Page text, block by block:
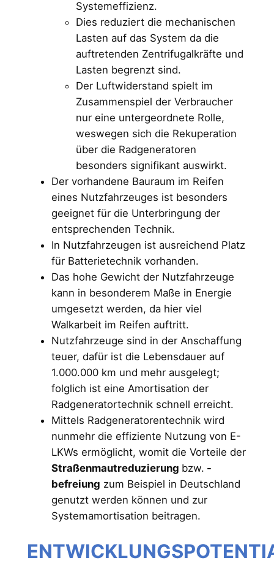
Systemeffizienz.
Dies reduziert die mechanischen
Lasten auf das System da die
auftretenden Zentrifugalkräfte und
Lasten begrenzt sind.
Der Luftwiderstand spielt im
Zusammenspiel der Verbraucher
nur eine untergeordnete Rolle,
weswegen sich die Rekuperation
über die Radgeneratoren
besonders signifikant auswirkt.
Der vorhandene Bauraum im Reifen
eines Nutzfahrzeuges ist besonders
geeignet für die Unterbringung der
entsprechenden Technik.
In Nutzfahrzeugen ist ausreichend Platz
für Batterietechnik vorhanden.
Das hohe Gewicht der Nutzfahrzeuge
kann in besonderem Maße in Energie
umgesetzt werden, da hier viel
Walkarbeit im Reifen auftritt.
Nutzfahrzeuge sind in der Anschaffung
teuer, dafür ist die Lebensdauer auf
1.000.000 km und mehr ausgelegt;
folglich ist eine Amortisation der
Radgeneratortechnik schnell erreicht.
Mittels Radgeneratorentechnik wird
nunmehr die effiziente Nutzung von E-
LKWs ermöglicht, womit die Vorteile der
Straßenmautreduzierung bzw. -
befreiung zum Beispiel in Deutschland
genutzt werden können und zur
Systemamortisation beitragen.